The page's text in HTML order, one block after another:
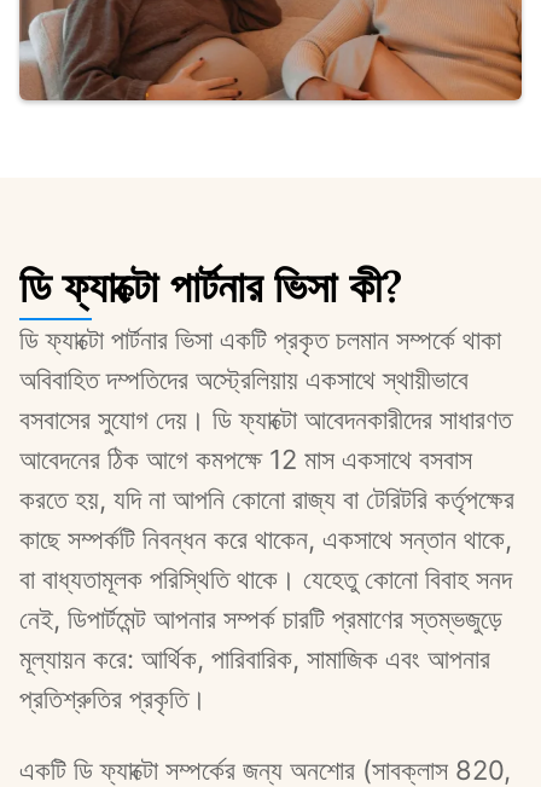
ডি ফ্যাক্টো পার্টনার ভিসা কী?
ডি ফ্যাক্টো পার্টনার ভিসা একটি প্রকৃত চলমান সম্পর্কে থাকা
অবিবাহিত দম্পতিদের অস্ট্রেলিয়ায় একসাথে স্থায়ীভাবে
বসবাসের সুযোগ দেয়। ডি ফ্যাক্টো আবেদনকারীদের সাধারণত
আবেদনের ঠিক আগে কমপক্ষে 12 মাস একসাথে বসবাস
করতে হয়, যদি না আপনি কোনো রাজ্য বা টেরিটরি কর্তৃপক্ষের
কাছে সম্পর্কটি নিবন্ধন করে থাকেন, একসাথে সন্তান থাকে,
বা বাধ্যতামূলক পরিস্থিতি থাকে। যেহেতু কোনো বিবাহ সনদ
নেই, ডিপার্টমেন্ট আপনার সম্পর্ক চারটি প্রমাণের স্তম্ভজুড়ে
মূল্যায়ন করে: আর্থিক, পারিবারিক, সামাজিক এবং আপনার
প্রতিশ্রুতির প্রকৃতি।
একটি ডি ফ্যাক্টো সম্পর্কের জন্য অনশোর (সাবক্লাস 820,